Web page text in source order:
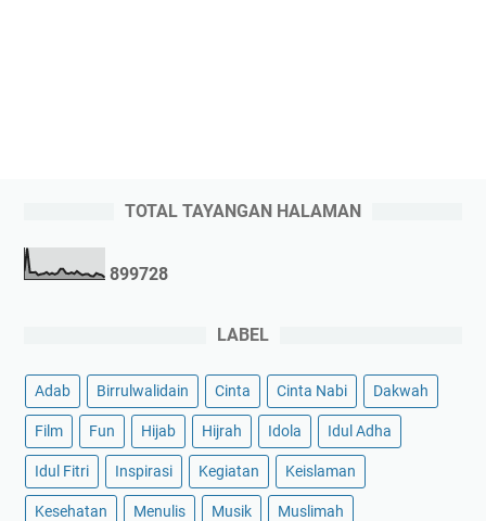
TOTAL TAYANGAN HALAMAN
899728
LABEL
Adab Birrulwalidain Cinta Cinta Nabi Dakwah
Film Fun Hijab Hijrah Idola Idul Adha
Idul Fitri Inspirasi Kegiatan Keislaman
Kesehatan Menulis Musik Muslimah